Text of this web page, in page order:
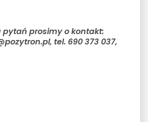
pytań prosimy o kontakt:
tel. 690 373 037,